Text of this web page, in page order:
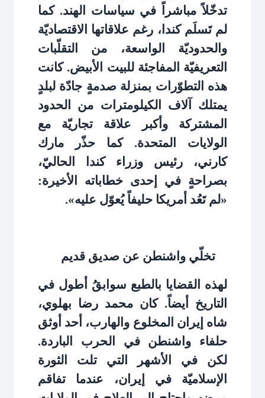
تدخّلاً مباشراً في سياسات الهند. كما
لم تَسلَم كندا، رغم علاقاتها الاقتصاديّة
والحدوديّة الواسعة، من التقلّبات
التعريفيّة المفاجئة للبيت الأبيض. كانت
هذه التطوّرات بمنزلة صدمةٍ جادّة لبلدٍ
يمتلك آلاف الكيلومترات من الحدود
المشتركة وأكبر علاقة تجاريّة مع
الولايات المتحدة. كما حذّر مارك
كارني، رئيس وزراء كندا الحاليّ،
بصراحةٍ في إحدى خطاباته الأخيرة:
«لم تَعُد أمريكا حليفاً يُعوّل عليه».
تخلّي واشنطن عن صديق قديم
لهذه القضايا بالطبع سوابقُ أطول في
التاريخ أيضاً. كان محمد رضا بهلوي،
شاه إيران المخلوع والهارب، أحد أوثق
حلفاء واشنطن في الحرب الباردة.
لكن في الأشهر التي تلت الثورة
الإسلاميّة في إيران، عندما تفاقم